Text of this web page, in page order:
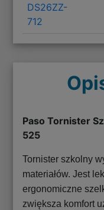
DS26ZZ-
712
Paso Tornister
525
Tornister szkolny
materiałów. Jest
ergonomiczne
zwiększa komfort